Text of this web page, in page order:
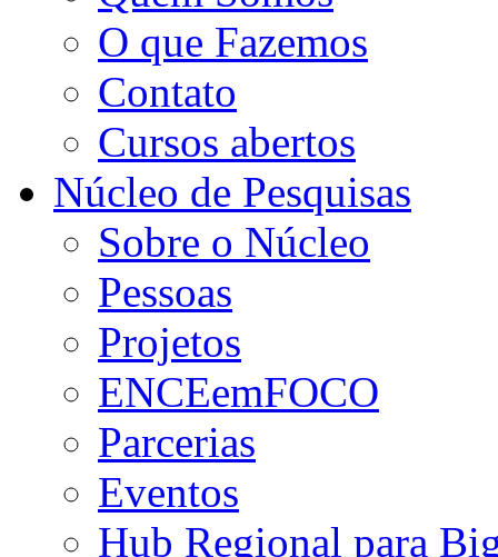
O que Fazemos
Contato
Cursos abertos
Núcleo de Pesquisas
Sobre o Núcleo
Pessoas
Projetos
ENCEemFOCO
Parcerias
Eventos
Hub Regional para